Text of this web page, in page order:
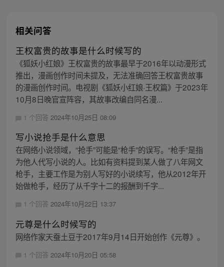
相关问答
王权富贵的故事是什么时候写的
《狐妖小红娘》王权富贵的故事最早于2016年以动漫形式
推出，漫画创作时间未提及，无法准确回答王权富贵故事
的漫画创作时间。电视剧《狐妖小红娘·王权篇》于2023年
10月8日晚官宣阵容，其故事改编自同名漫...
1 个回答 2024年10月25日 08:09
写小说抢手是什么意思
在网络小说领域，“抢手”可能是“枪手”的误写。“枪手”是指
为他人代写小说的人。比如有资料提到某人做了八年网文
枪手，主要工作是为别人写好的小说续写，他从2012年开
始做枪手，经历了从千字十二的报酬到千字...
1 个回答 2024年10月22日 13:37
元尊是什么时候写的
网络作家天蚕土豆于2017年9月14日开始创作《元尊》。
1 个回答 2024年10月20日 05:58